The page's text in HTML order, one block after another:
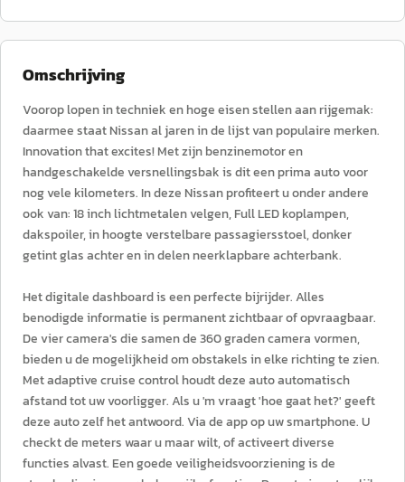
Omschrijving
Voorop lopen in techniek en hoge eisen stellen aan rijgemak:
daarmee staat Nissan al jaren in de lijst van populaire merken.
Innovation that excites! Met zijn benzinemotor en
handgeschakelde versnellingsbak is dit een prima auto voor
nog vele kilometers. In deze Nissan profiteert u onder andere
ook van: 18 inch lichtmetalen velgen, Full LED koplampen,
dakspoiler, in hoogte verstelbare passagiersstoel, donker
getint glas achter en in delen neerklapbare achterbank.
Het digitale dashboard is een perfecte bijrijder. Alles
benodigde informatie is permanent zichtbaar of opvraagbaar.
De vier camera's die samen de 360 graden camera vormen,
bieden u de mogelijkheid om obstakels in elke richting te zien.
Met adaptive cruise control houdt deze auto automatisch
afstand tot uw voorligger. Als u 'm vraagt 'hoe gaat het?' geeft
deze auto zelf het antwoord. Via de app op uw smartphone. U
checkt de meters waar u maar wilt, of activeert diverse
functies alvast. Een goede veiligheidsvoorziening is de